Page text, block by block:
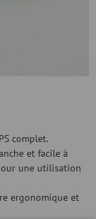
complet.
et facile à
une utilisation
ergonomique et